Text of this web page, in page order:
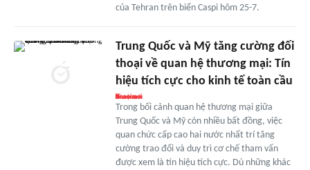
của Tehran trên biển Caspi hôm 25-7.
Trung Quốc và Mỹ tăng cường đối
thoại về quan hệ thương mại: Tín
hiệu tích cực cho kinh tế toàn cầu
Trong bối cảnh quan hệ thương mại giữa
Trung Quốc và Mỹ còn nhiều bất đồng, việc
quan chức cấp cao hai nước nhất trí tăng
cường trao đổi và duy trì cơ chế tham vấn
được xem là tín hiệu tích cực. Dù những khác